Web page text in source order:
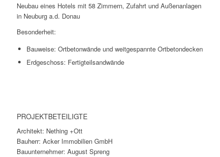
Neubau eines Hotels mit 58 Zimmern, Zufahrt und Außenanlagen
in Neuburg a.d. Donau
Besonderheit:
Bauweise: Ortbetonwände und weitgespannte Ortbetondecken
Erdgeschoss: Fertigteilsandwände
PROJEKTBETEILIGTE
Architekt: Nething +Ott
Bauherr: Acker Immobilien GmbH
Bauunternehmer: August Spreng